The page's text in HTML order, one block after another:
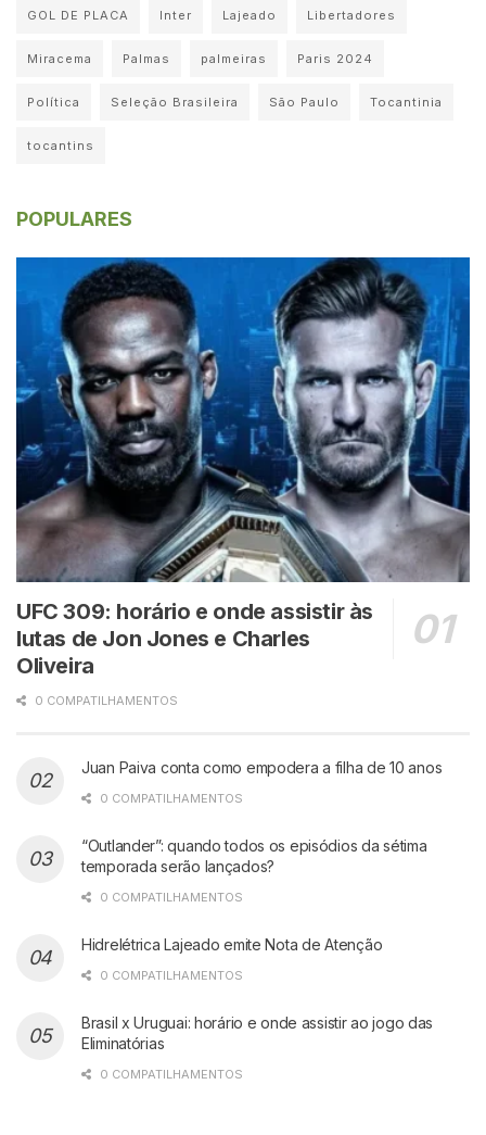
GOL DE PLACA Inter Lajeado Libertadores
Miracema Palmas palmeiras Paris 2024
Política Seleção Brasileira São Paulo Tocantinia
tocantins
POPULARES
UFC 309: horário e onde assistir às
lutas de Jon Jones e Charles
Oliveira
0 COMPATILHAMENTOS
Juan Paiva conta como empodera a filha de 10 anos
0 COMPATILHAMENTOS
“Outlander”: quando todos os episódios da sétima
temporada serão lançados?
0 COMPATILHAMENTOS
Hidrelétrica Lajeado emite Nota de Atenção
0 COMPATILHAMENTOS
Brasil x Uruguai: horário e onde assistir ao jogo das
Eliminatórias
0 COMPATILHAMENTOS